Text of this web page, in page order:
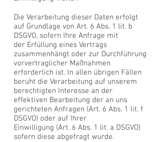
Die Verarbeitung dieser Daten erfolgt
auf Grundlage von Art. 6 Abs. 1 lit. b
DSGVO, sofern Ihre Anfrage mit
der Erfüllung eines Vertrags
zusammenhängt oder zur Durchführung
vorvertraglicher Maßnahmen
erforderlich ist. In allen übrigen Fällen
beruht die Verarbeitung auf unserem
berechtigten Interesse an der
effektiven Bearbeitung der an uns
gerichteten Anfragen (Art. 6 Abs. 1 lit. f
DSGVO) oder auf Ihrer
Einwilligung (Art. 6 Abs. 1 lit. a DSGVO)
sofern diese abgefragt wurde.